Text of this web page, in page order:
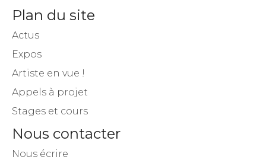
Plan du site
Actus
Expos
Artiste en vue !
Appels à projet
Stages et cours
Nous contacter
Nous écrire